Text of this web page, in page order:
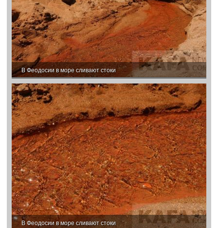
В Феодосии в море сливают стоки
В Феодосии в море сливают стоки